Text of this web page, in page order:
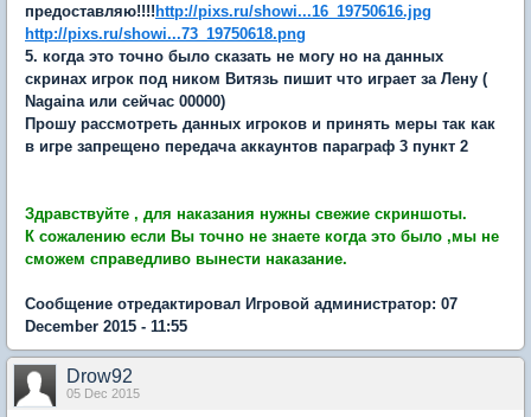
предоставляю!!!!http://pixs.ru/showi...16_19750616.jpg
http://pixs.ru/showi...73_19750618.png
5. когда это точно было сказать не могу но на данных
скринах игрок под ником Витязь пишит что играет за Лену (
Nagaina или сейчас 00000)
Прошу рассмотреть данных игроков и принять меры так как
в игре запрещено передача аккаунтов параграф 3 пункт 2
Здравствуйте , для наказания нужны свежие скриншоты.
К сожалению если Вы точно не знаете когда это было ,мы не
сможем справедливо вынести наказание.
Сообщение отредактировал Игровой администратор: 07
December 2015 - 11:55
Drow92
05 Dec 2015